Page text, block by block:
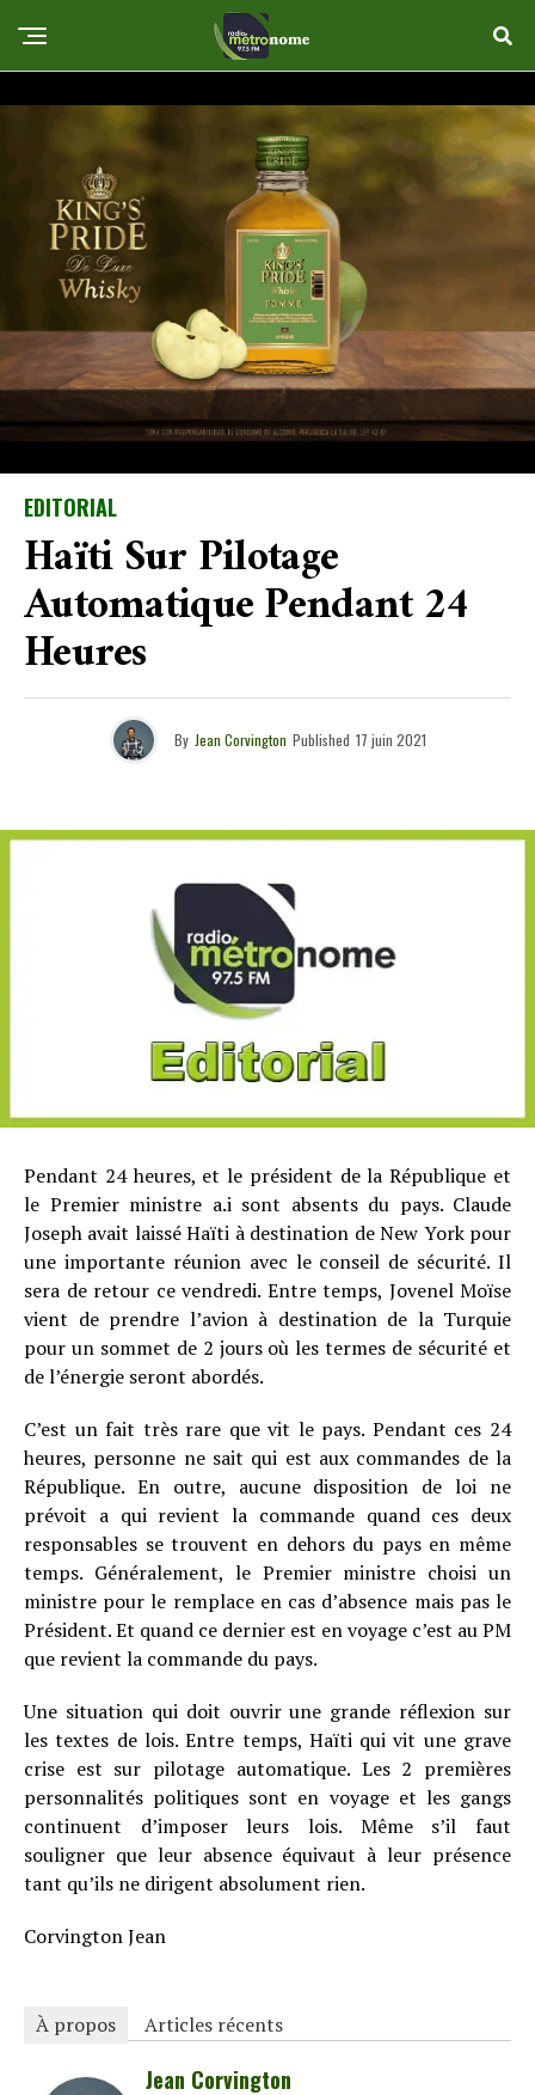
EDITORIAL
Haïti Sur Pilotage
Automatique Pendant 24
Heures
By Jean Corvington Published 17 juin 2021
Pendant 24 heures, et le président de la République et
le Premier ministre a.i sont absents du pays. Claude
Joseph avait laissé Haïti à destination de New York pour
une importante réunion avec le conseil de sécurité. Il
sera de retour ce vendredi. Entre temps, Jovenel Moïse
vient de prendre l’avion à destination de la Turquie
pour un sommet de 2 jours où les termes de sécurité et
de l’énergie seront abordés.
C’est un fait très rare que vit le pays. Pendant ces 24
heures, personne ne sait qui est aux commandes de la
République. En outre, aucune disposition de loi ne
prévoit a qui revient la commande quand ces deux
responsables se trouvent en dehors du pays en même
temps. Généralement, le Premier ministre choisi un
ministre pour le remplace en cas d’absence mais pas le
Président. Et quand ce dernier est en voyage c’est au PM
que revient la commande du pays.
Une situation qui doit ouvrir une grande réflexion sur
les textes de lois. Entre temps, Haïti qui vit une grave
crise est sur pilotage automatique. Les 2 premières
personnalités politiques sont en voyage et les gangs
continuent d’imposer leurs lois. Même s’il faut
souligner que leur absence équivaut à leur présence
tant qu’ils ne dirigent absolument rien.
Corvington Jean
À propos Articles récents
Jean Corvington